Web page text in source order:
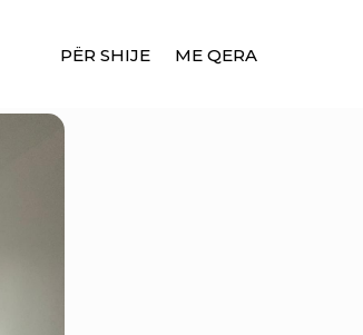
PËR SHIJE ME QERA